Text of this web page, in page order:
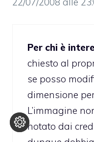
Per chi è
chiesto al
se posso
dimensione
L’immagine
notato dai